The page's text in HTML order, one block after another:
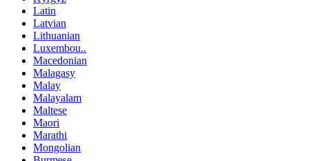
Latin
Latvian
Lithuanian
Luxembou..
Macedonian
Malagasy
Malay
Malayalam
Maltese
Maori
Marathi
Mongolian